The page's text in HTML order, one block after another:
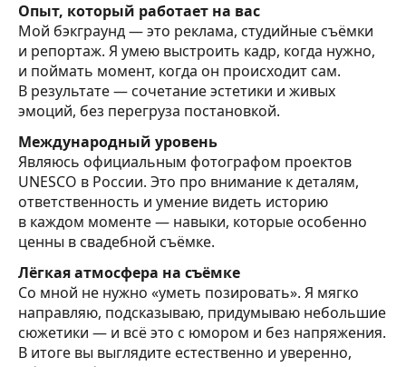
Опыт, который работает на вас
Мой бэкграунд — это реклама, студийные съёмки
и репортаж. Я умею выстроить кадр, когда нужно,
и поймать момент, когда он происходит сам.
В результате — сочетание эстетики и живых
эмоций, без перегруза постановкой.
Международный уровень
Являюсь официальным фотографом проектов
UNESCO в России. Это про внимание к деталям,
ответственность и умение видеть историю
в каждом моменте — навыки, которые особенно
ценны в свадебной съёмке.
Лёгкая атмосфера на съёмке
Со мной не нужно «уметь позировать». Я мягко
направляю, подсказываю, придумываю небольшие
сюжетики — и всё это с юмором и без напряжения.
В итоге вы выглядите естественно и уверенно,